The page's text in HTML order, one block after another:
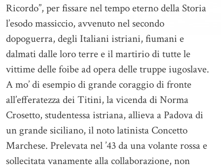
Ricordo”, per fissare nel tempo eterno della Storia
l’esodo massiccio, avvenuto nel secondo
dopoguerra, degli Italiani istriani, fiumani e
dalmati dalle loro terre e il martirio di tutte le
vittime delle foibe ad opera delle truppe iugoslave.
A mo’ di esempio di grande coraggio di fronte
all’efferatezza dei Titini, la vicenda di Norma
Crosetto, studentessa istriana, allieva a Padova di
un grande siciliano, il noto latinista Concetto
Marchese. Prelevata nel ’43 da una volante rossa e
sollecitata vanamente alla collaborazione, non